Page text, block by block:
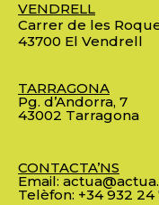
VENDRELL
Carrer de les
43700 El Vendrell
TARRAGONA
Pg. d’Andorra, 7
43002 Tarragona
CONTACTA’NS
Email:
Telèfon: +34 932 24